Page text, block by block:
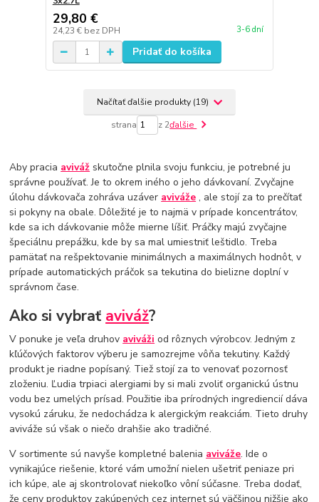
29,80 €
24,23 € bez DPH 3-6 dní
Pridať do košíka
Načítať ďalšie produkty (19)
strana z 2ďalšie
Aby pracia aviváž skutočne plnila svoju funkciu, je potrebné ju
správne používať. Je to okrem iného o jeho dávkovaní. Zvyčajne
úlohu dávkovača zohráva uzáver aviváže , ale stojí za to prečítať
si pokyny na obale. Dôležité je to najmä v prípade koncentrátov,
kde sa ich dávkovanie môže mierne líšiť. Práčky majú zvyčajne
špeciálnu prepážku, kde by sa mal umiestniť leštidlo. Treba
pamätať na rešpektovanie minimálnych a maximálnych hodnôt, v
prípade automatických práčok sa tekutina do bielizne doplní v
správnom čase.
Ako si vybrať aviváž?
V ponuke je veľa druhov aviváži od rôznych výrobcov. Jedným z
kľúčových faktorov výberu je samozrejme vôňa tekutiny. Každý
produkt je riadne popísaný. Tiež stojí za to venovať pozornosť
zloženiu. Ľudia trpiaci alergiami by si mali zvoliť organickú ústnu
vodu bez umelých prísad. Použitie iba prírodných ingrediencií dáva
vysokú záruku, že nedochádza k alergickým reakciám. Tieto druhy
aviváže sú však o niečo drahšie ako tradičné.
V sortimente sú navyše kompletné balenia aviváže. Ide o
vynikajúce riešenie, ktoré vám umožní nielen ušetriť peniaze pri
ich kúpe, ale aj skontrolovať niekoľko vôní súčasne. Treba dodať,
že ceny produktov zakúpených cez internet sú väčšinou nižšie ako